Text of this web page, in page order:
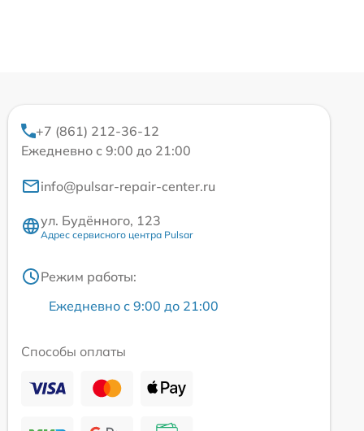
+7 (861) 212-36-12
Ежедневно с 9:00 до 21:00
info@pulsar-repair-center.ru
ул. Будённого, 123
Адрес сервисного центра Pulsar
Режим работы:
Ежедневно с 9:00 до 21:00
Способы оплаты